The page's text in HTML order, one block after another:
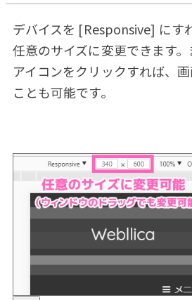
デバイスを [Responsive] にす
任意のサイズに変更できます
アイコンをクリックすれば、
ことも可能です。